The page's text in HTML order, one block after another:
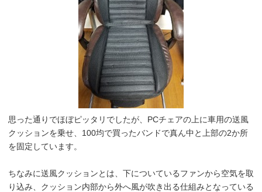
思った通りでほぼピッタリでしたが、PCチェアの上に車用の送風
クッションを乗せ、100均で買ったバンドで真ん中と上部の2か所
を固定しています。
ちなみに送風クッションとは、下についているファンから空気を取
り込み、クッション内部から外へ風が吹き出る仕組みとなっている